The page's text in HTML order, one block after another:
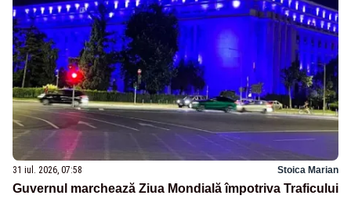
31 iul. 2026, 07:58 Stoica Marian
Guvernul marchează Ziua Mondială împotriva Traficului